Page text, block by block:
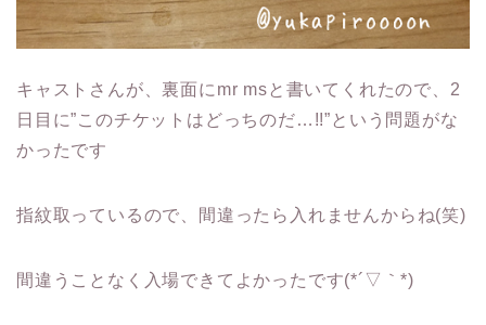
キャストさんが、裏面にmr msと書いてくれたので、2
日目に”このチケットはどっちのだ…!!”という問題がな
かったです
指紋取っているので、間違ったら入れませんからね(笑)
間違うことなく入場できてよかったです(*´▽｀*)